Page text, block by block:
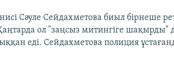
Сәуле Сейдахметова биыл бірнеше
ол "заңсыз митингіге шақырды"
еді. Сейдахметова полиция